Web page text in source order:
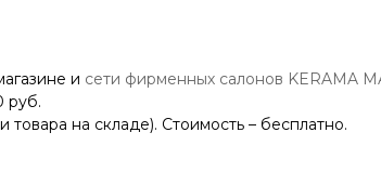
и сети фирменных салонов KERAMA
руб.
товара на складе). Стоимость – бесплатно.